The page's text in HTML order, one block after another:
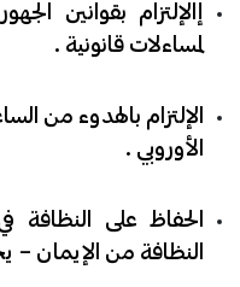
​إالإلتزام بقوانين
لمساءلات قانونية .
​الإلتزام بالهدوء من
الأوروبي .
​الحفاظ على النظافة
النظافة من الإيمان